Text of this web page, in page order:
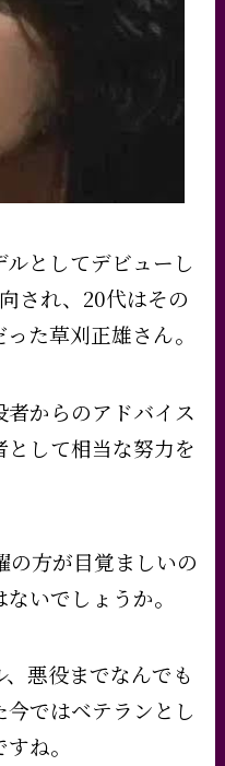
としてデビューし
され、20代はその
た草刈正雄さん。
からのアドバイス
して相当な努力を
の方が目覚ましいの
いでしょうか。
悪役までなんでも
ではベテランとし
ね。